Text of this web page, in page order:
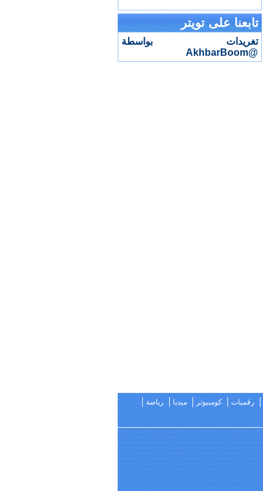
تابعنا على تويتر
تغريدات بواسطة
@AkhbarBoom
رقميات كومبيوتر ميديا
رياضة